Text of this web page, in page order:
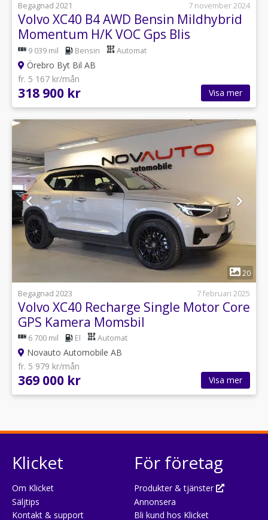
Begagnad 2021
7 november 2024
Volvo XC40 B4 AWD Bensin Mildhybrid
Momentum H/K VOC Gps Blis
9 039 mil Bensin Automat
Örebro Byt Bil AB
fr. 5 167 kr/mån
318 900 kr Visa mer
1
20
Begagnad 2023
7 februari 2025
Volvo XC40 Recharge Single Motor Core
GPS Kamera Momsbil
6 700 mil El Automat
Novauto Automobile AB
fr. 5 979 kr/mån
369 000 kr Visa mer
Klicket
Om Klicket
Säljtips
Kontakt & support
För företag
Produkter & tjänster
Annonsera
Bli kund hos Klicket